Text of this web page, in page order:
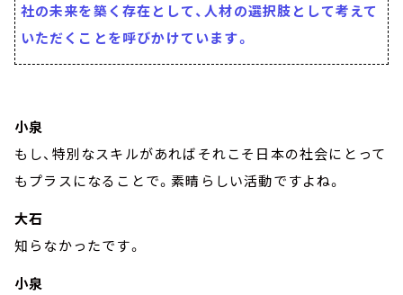
社の未来を築く存在として、人材の選択肢として考えて
いただくことを呼びかけています。
小泉
もし、特別なスキルがあればそれこそ日本の社会にとって
もプラスになることで。素晴らしい活動ですよね。
大石
知らなかったです。
小泉